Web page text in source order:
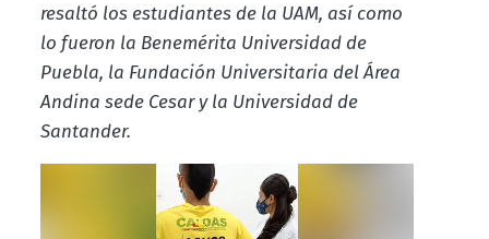
resaltó los estudiantes de la UAM, así como
lo fueron la Benemérita Universidad de
Puebla, la Fundación Universitaria del Área
Andina sede Cesar y la Universidad de
Santander.